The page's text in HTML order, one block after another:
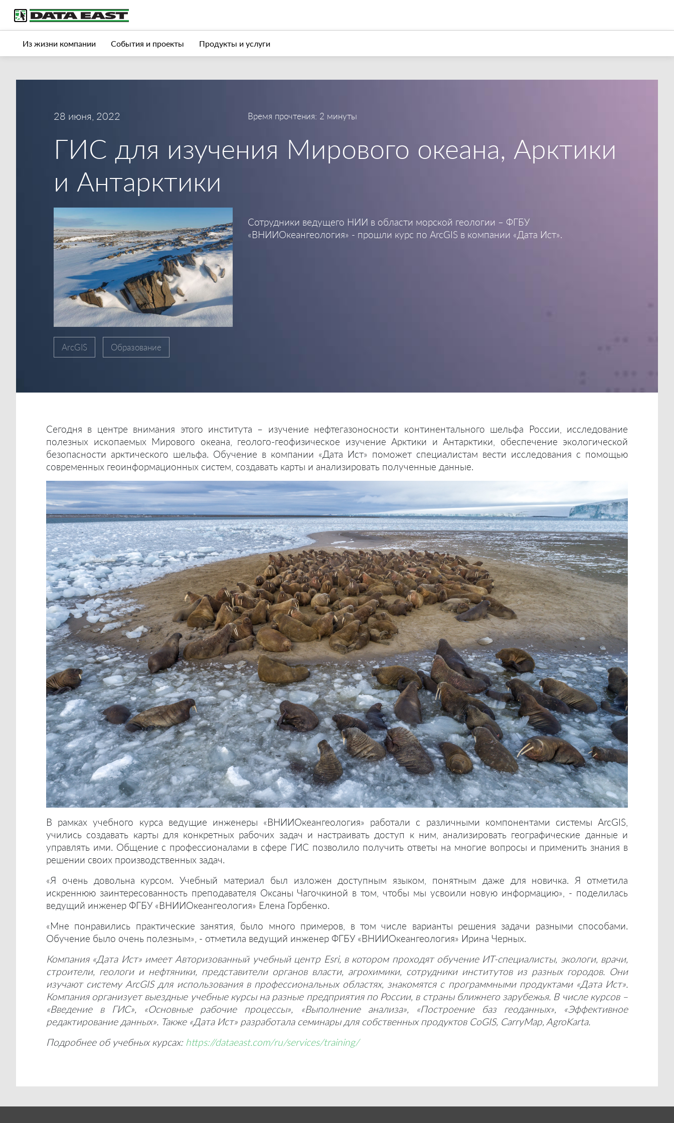
Услуги Продукты Истории успеха Журнал О компании
Из жизни компании События и проекты Продукты и услуги
28 июня, 2022 Время прочтения: 2 минуты
ГИС для изучения Мирового океана, Арктики
и Антарктики
Сотрудники ведущего НИИ в области морской геологии – ФГБУ
«ВНИИОкеангеология» - прошли курс по ArcGIS в компании «Дата Ист».
ArcGIS Образование
Сегодня в центре внимания этого института – изучение нефтегазоносности континентального шельфа России, исследование
полезных ископаемых Мирового океана, геолого-геофизическое изучение Арктики и Антарктики, обеспечение экологической
безопасности арктического шельфа. Обучение в компании «Дата Ист» поможет специалистам вести исследования с помощью
современных геоинформационных систем, создавать карты и анализировать полученные данные.
В рамках учебного курса ведущие инженеры «ВНИИОкеангеология» работали с различными компонентами системы ArcGIS,
учились создавать карты для конкретных рабочих задач и настраивать доступ к ним, анализировать географические данные и
управлять ими. Общение с профессионалами в сфере ГИС позволило получить ответы на многие вопросы и применить знания в
решении своих производственных задач.
«Я очень довольна курсом. Учебный материал был изложен доступным языком, понятным даже для новичка. Я отметила
искреннюю заинтересованность преподавателя Оксаны Чагочкиной в том, чтобы мы усвоили новую информацию», - поделилась
ведущий инженер ФГБУ «ВНИИОкеангеология» Елена Горбенко.
«Мне понравились практические занятия, было много примеров, в том числе варианты решения задачи разными способами.
Обучение было очень полезным», - отметила ведущий инженер ФГБУ «ВНИИОкеангеология» Ирина Черных.
Компания «Дата Ист» имеет Авторизованный учебный центр Esri, в котором проходят обучение ИТ-специалисты, экологи, врачи,
строители, геологи и нефтяники, представители органов власти, агрохимики, сотрудники институтов из разных городов. Они
изучают систему ArcGIS для использования в профессиональных областях, знакомятся с программными продуктами «Дата Ист».
Компания организует выездные учебные курсы на разные предприятия по России, в страны ближнего зарубежья. В числе курсов –
«Введение в ГИС», «Основные рабочие процессы», «Выполнение анализа», «Построение баз геоданных», «Эффективное
редактирование данных». Также «Дата Ист» разработала семинары для собственных продуктов CoGIS, CarryMap, AgroKarta.
Подробнее об учебныхкурсах: https://dataeast.com/ru/services/training/